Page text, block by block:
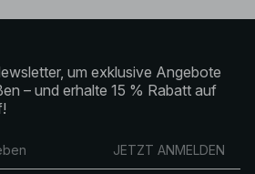
um exklusive Angebote
– und erhalte 15 % Rabatt auf
JETZT ANMELDEN